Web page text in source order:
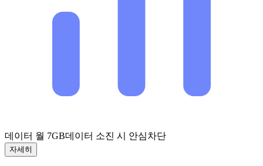
데이터 월 7GB데이터 소진 시 안심차단
자세히